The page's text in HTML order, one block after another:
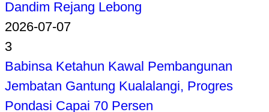
Dandim Rejang Lebong
2026-07-07
3
Babinsa Ketahun Kawal Pembangunan
Jembatan Gantung Kualalangi, Progres
Pondasi Capai 70 Persen